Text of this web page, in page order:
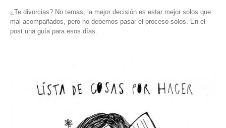
¿Te divorcias? No temas, la mejor decisión es estar mejor solos que
mal acompañados, pero no debemos pasar el proceso solos. En el
post una guía para esos días.